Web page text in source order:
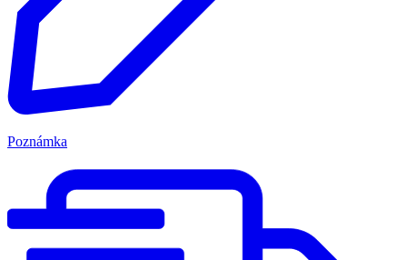
Poznámka